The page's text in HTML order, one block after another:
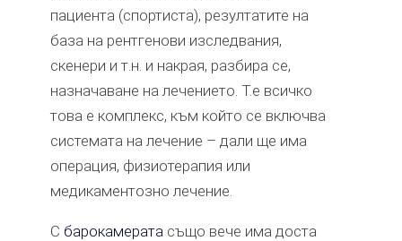
пациента (спортиста), резултатите на
база на рентгенови изследвания,
скенери и т.н. и накрая, разбира се,
назначаване на лечението. Т.е всичко
това е комплекс, към който се включва
системата на лечение – дали ще има
операция, физиотерапия или
медикаментозно лечение.
С барокамерата също вече има доста